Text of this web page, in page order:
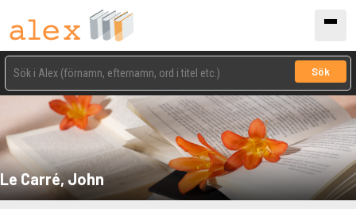
Sök
Le Carré, John